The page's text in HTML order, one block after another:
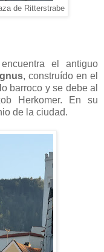
de Ritterstrabe
el antiguo
, construído en el
barroco y se debe al
Herkomer. En su
de la ciudad.